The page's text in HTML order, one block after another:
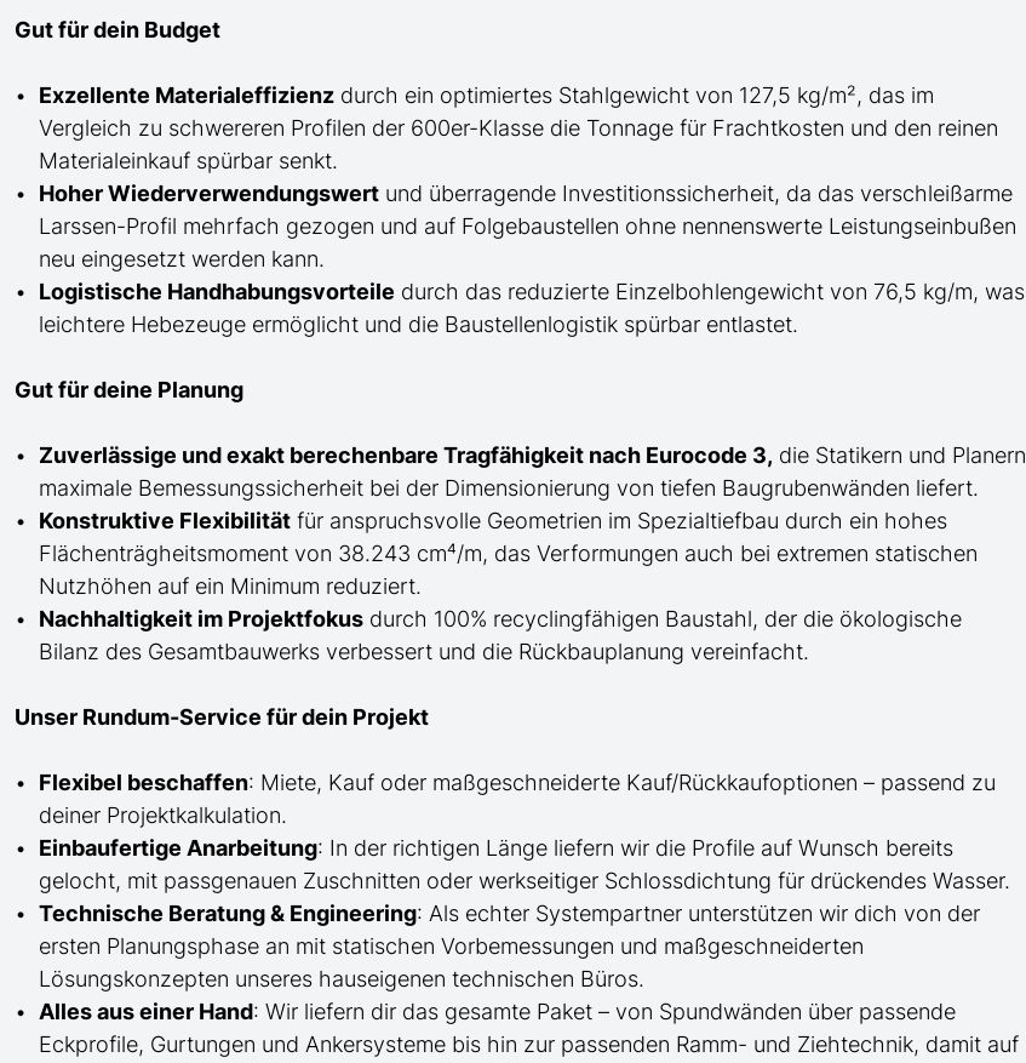
Gut für dein Budget
Exzellente Materialeffizienz durch ein optimiertes Stahlgewicht von 127,5 kg/m², das im
Vergleich zu schwereren Profilen der 600er-Klasse die Tonnage für Frachtkosten und den reinen
Materialeinkauf spürbar senkt.
Hoher Wiederverwendungswert und überragende Investitionssicherheit, da das verschleißarme
Larssen-Profil mehrfach gezogen und auf Folgebaustellen ohne nennenswerte Leistungseinbußen
neu eingesetzt werden kann.
Logistische Handhabungsvorteile durch das reduzierte Einzelbohlengewicht von 76,5 kg/m, was
leichtere Hebezeuge ermöglicht und die Baustellenlogistik spürbar entlastet.
Gut für deine Planung
Zuverlässige und exakt berechenbare Tragfähigkeit nach Eurocode 3, die Statikern und Planern
maximale Bemessungssicherheit bei der Dimensionierung von tiefen Baugrubenwänden liefert.
Konstruktive Flexibilität für anspruchsvolle Geometrien im Spezialtiefbau durch ein hohes
Flächenträgheitsmoment von 38.243 cm⁴/m, das Verformungen auch bei extremen statischen
Nutzhöhen auf ein Minimum reduziert.
Nachhaltigkeit im Projektfokus durch 100% recyclingfähigen Baustahl, der die ökologische
Bilanz des Gesamtbauwerks verbessert und die Rückbauplanung vereinfacht.
Unser Rundum-Service für dein Projekt
Flexibel beschaffen: Miete, Kauf oder maßgeschneiderte Kauf/Rückkaufoptionen – passend zu
deiner Projektkalkulation.
Einbaufertige Anarbeitung: In der richtigen Länge liefern wir die Profile auf Wunsch bereits
gelocht, mit passgenauen Zuschnitten oder werkseitiger Schlossdichtung für drückendes Wasser.
Technische Beratung & Engineering: Als echter Systempartner unterstützen wir dich von der
ersten Planungsphase an mit statischen Vorbemessungen und maßgeschneiderten
Lösungskonzepten unseres hauseigenen technischen Büros.
Alles aus einer Hand: Wir liefern dir das gesamte Paket – von Spundwänden über passende
Eckprofile, Gurtungen und Ankersysteme bis hin zur passenden Ramm- und Ziehtechnik, damit auf